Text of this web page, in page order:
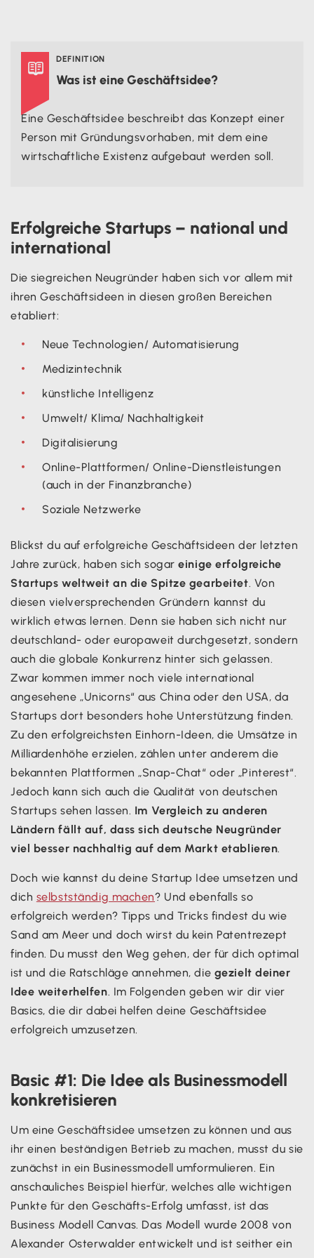
 DEFINITION
Was ist eine Geschäftsidee?
Eine Geschäftsidee beschreibt das Konzept einer
Person mit Gründungsvorhaben, mit dem eine
wirtschaftliche Existenz aufgebaut werden soll.
Erfolgreiche Startups – national und
international
Die siegreichen Neugründer haben sich vor allem mit
ihren Geschäftsideen in diesen großen Bereichen
etabliert:
Neue Technologien/ Automatisierung
Medizintechnik
künstliche Intelligenz
Umwelt/ Klima/ Nachhaltigkeit
Digitalisierung
Online-Plattformen/ Online-Dienstleistungen
(auch in der Finanzbranche)
Soziale Netzwerke
Blickst du auf erfolgreiche Geschäftsideen der letzten
Jahre zurück, haben sich sogareinige erfolgreiche
Startups weltweit an die Spitze gearbeitet. Von
diesen vielversprechenden Gründern kannst du
wirklich etwas lernen. Denn sie haben sich nicht nur
deutschland- oder europaweit durchgesetzt, sondern
auch die globale Konkurrenz hinter sich gelassen.
Zwar kommen immer noch viele international
angesehene „Unicorns“ aus China oder den USA, da
Startups dort besonders hohe Unterstützung finden.
Zu den erfolgreichsten Einhorn-Ideen, die Umsätze in
Milliardenhöhe erzielen, zählen unter anderem die
bekannten Plattformen „Snap-Chat“ oder „Pinterest“.
Jedoch kann sich auch die Qualität von deutschen
Startups sehen lassen. Im Vergleich zu anderen
Ländern fällt auf, dass sich deutsche Neugründer
viel besser nachhaltig auf dem Markt etablieren.
Doch wie kannst du deine Startup Idee umsetzen und
dich selbstständig machen? Und ebenfalls so
erfolgreich werden? Tipps und Tricks findest du wie
Sand am Meer und doch wirst du kein Patentrezept
finden. Du musst den Weg gehen, der für dich optimal
ist und die Ratschläge annehmen, die gezielt deiner
Idee weiterhelfen. Im Folgenden geben wir dir vier
Basics, die dir dabei helfen deine Geschäftsidee
erfolgreich umzusetzen.
Basic #1: Die Idee als Businessmodell
konkretisieren
Um eine Geschäftsidee umsetzen zu können und aus
ihr einen beständigen Betrieb zu machen, musst du sie
zunächst in ein Businessmodell umformulieren. Ein
anschauliches Beispiel hierfür, welches alle wichtigen
Punkte für den Geschäfts-Erfolg umfasst, ist das
Business Modell Canvas. Das Modell wurde 2008 von
Alexander Osterwalder entwickelt und ist seither ein